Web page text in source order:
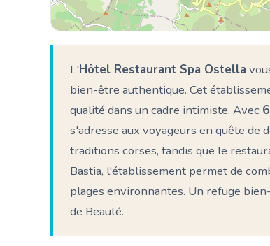
L'Hôtel Restaurant Spa Ostella
bien-être authentique. Cet
qualité dans un cadre intimiste. Avec
s'adresse aux voyageurs en quête de
traditions corses, tandis que le
Bastia, l'établissement permet de
plages environnantes. Un refuge
de Beauté.